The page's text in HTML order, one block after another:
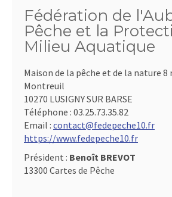
Fédération de
Pêche et la
Milieu Aquatique
Maison de la pêche et de la nature 8
Montreuil
10270 LUSIGNY SUR BARSE
Téléphone : 03.25.73.35.82
Email : contact@fedepeche10.fr
https://www.fedepeche10.fr
Président : Benoît BREVOT
13300 Cartes de Pêche